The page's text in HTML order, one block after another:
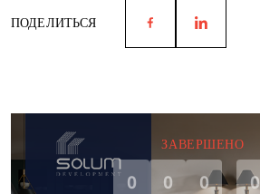
ПОДЕЛИТЬСЯ
ЗАВЕРШЕНО
0 0 0 0